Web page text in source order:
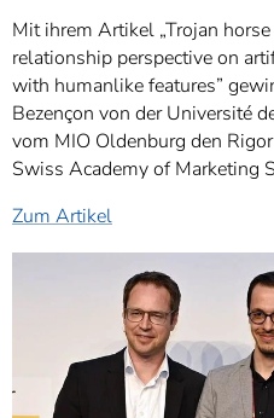
Mit ihrem Artikel „Trojan
relationship perspective on
with humanlike features”
Bezençon von der Université
vom MIO Oldenburg den
Swiss Academy of Marketing
Zum Artikel